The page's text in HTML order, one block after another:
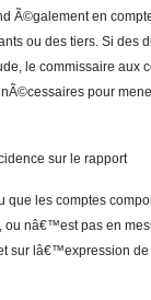
Ã©galement en
ou des tiers. Si des
le commissaire aux
pour
sur le rapport
que les comptes
nâ€™est pas en
sur lâ€™expression